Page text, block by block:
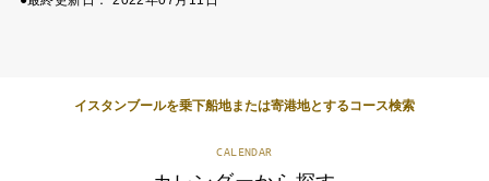
イスタンブールを乗下船地または寄港地とするコース検索
CALENDAR